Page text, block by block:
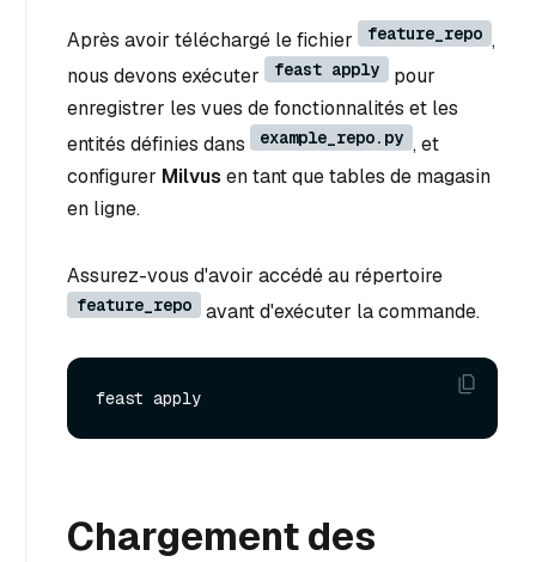
Après avoir téléchargé le fichier feature_repo ,
nous devons exécuter
feast apply
pour
enregistrer les vues de fonctionnalités et les
entités définies dans
example_repo.py , et
configurer Milvus en tant que tables de magasin
en ligne.
Assurez-vous d'avoir accédé au répertoire
feature_repo avant d'exécuter la commande.
Chargement des